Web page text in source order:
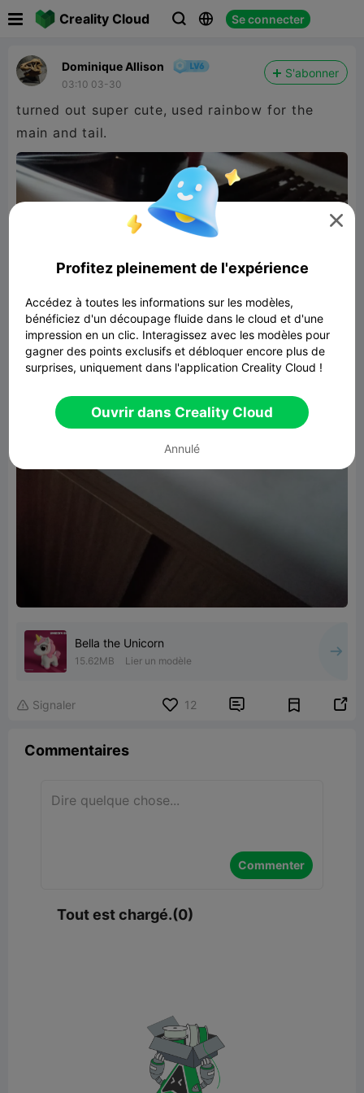
Creality Cloud   Se connecter
Dominique Allison
03:10 03-30
S'abonner
turned out super cute, used rainbow for the
main and tail.
Bella the Unicorn
15.62MB Lier un modèle
 Signaler 12  
Commentaires
Commenter
Tout est chargé.(0)

Profitez pleinement de l'expérience
Accédez à toutes les informations sur les modèles,
bénéficiez d'un découpage fluide dans le cloud et d'une
impression en un clic. Interagissez avec les modèles pour
gagner des points exclusifs et débloquer encore plus de
surprises, uniquement dans l'application Creality Cloud !
Ouvrir dans Creality Cloud
Annulé